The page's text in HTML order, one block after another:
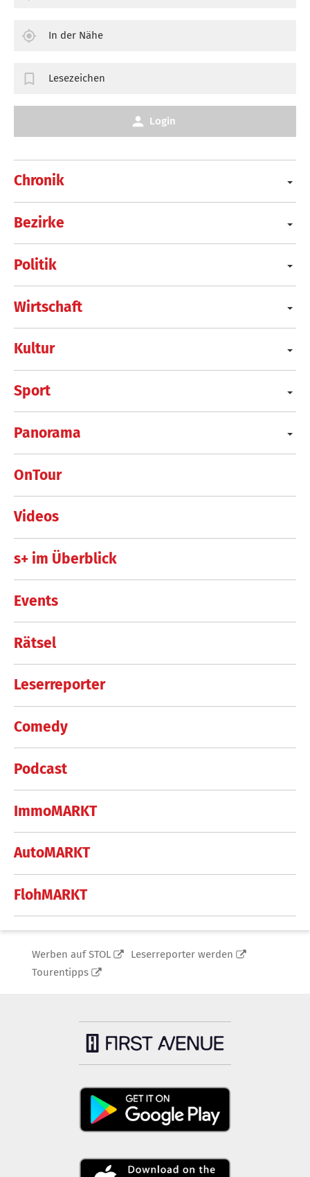
Chronik
Bezirke
Politik
Wirtschaft
Kultur
Sport
Panorama
OnTour
Videos
s+ im Überblick
Events
Rätsel
Leserreporter
Comedy
Podcast
ImmoMARKT
AutoMARKT
FlohMARKT
In der Nähe
Lesezeichen
Login
Werben auf STOL
Leserreporter werden
Tourentipps